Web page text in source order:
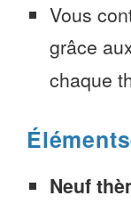
Vous
grâce
chaque
Neuf